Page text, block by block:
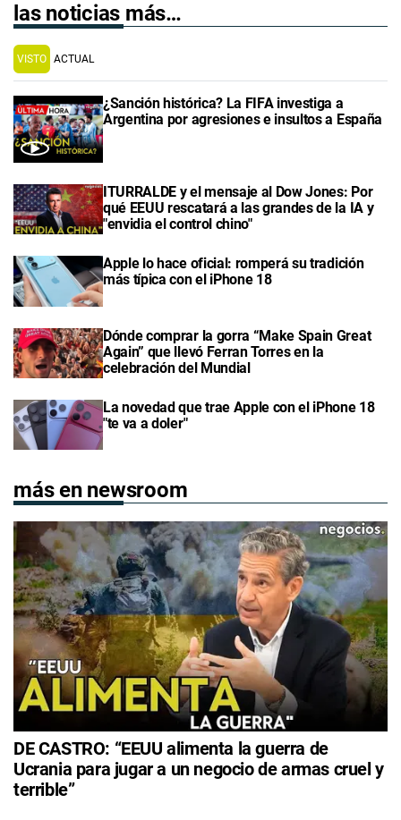
las noticias más…
VISTO ACTUAL
¿Sanción histórica? La FIFA investiga a
Argentina por agresiones e insultos a España
ITURRALDE y el mensaje al Dow Jones: Por
qué EEUU rescatará a las grandes de la IA y
"envidia el control chino"
Apple lo hace oficial: romperá su tradición
más típica con el iPhone 18
Dónde comprar la gorra “Make Spain Great
Again” que llevó Ferran Torres en la
celebración del Mundial
La novedad que trae Apple con el iPhone 18
"te va a doler"
más en newsroom
DE CASTRO: “EEUU alimenta la guerra de
Ucrania para jugar a un negocio de armas cruel y
terrible”